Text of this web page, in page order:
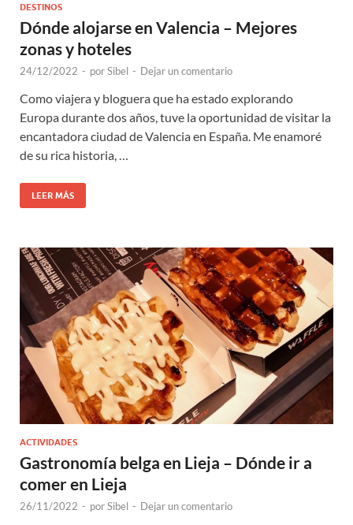
DESTINOS
Dónde alojarse en Valencia – Mejores
zonas y hoteles
24/12/2022 - porSibel - Dejar un comentario
Como viajera y bloguera que ha estado explorando
Europa durante dos años, tuve la oportunidad de visitar la
encantadora ciudad de Valencia en España. Me enamoré
de su rica historia, …
LEER MÁS
ACTIVIDADES
Gastronomía belga en Lieja – Dónde ir a
comer en Lieja
26/11/2022 - porSibel - Dejar un comentario